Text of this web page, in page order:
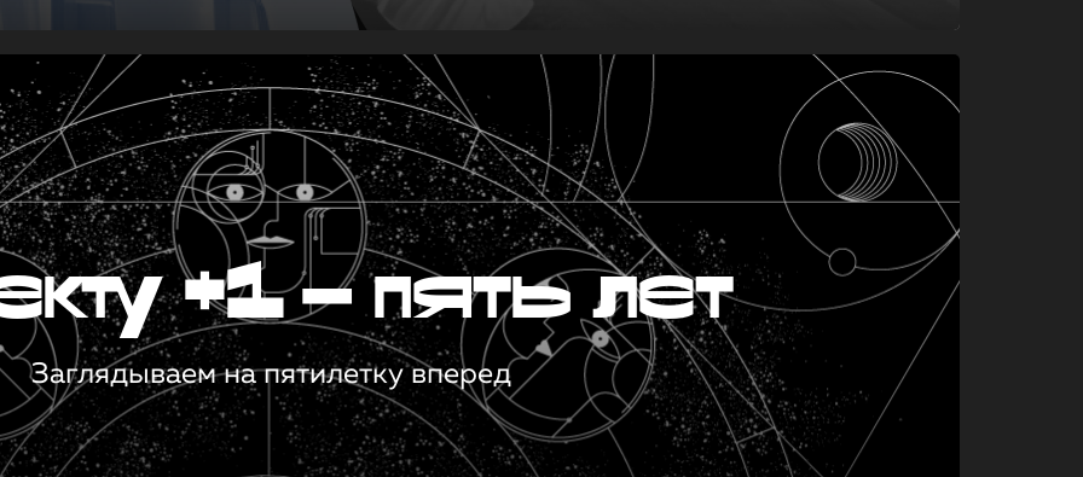
+1 — пять лет
Заглядываем на пятилетку вперед